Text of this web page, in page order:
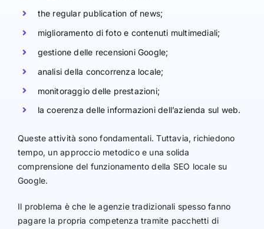
the regular publication of news;
miglioramento di foto e contenuti multimediali;
gestione delle recensioni Google;
analisi della concorrenza locale;
monitoraggio delle prestazioni;
la coerenza delle informazioni dell’azienda sul web.
Queste attività sono fondamentali. Tuttavia, richiedono
tempo, un approccio metodico e una solida
comprensione del funzionamento della SEO locale su
Google.
Il problema è che le agenzie tradizionali spesso fanno
pagare la propria competenza tramite pacchetti di